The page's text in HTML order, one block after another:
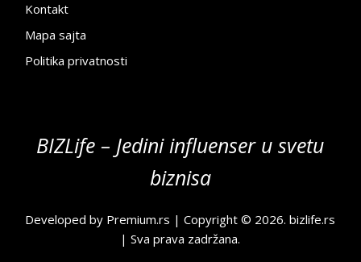
Kontakt
Mapa sajta
Politika privatnosti
BIZLife – Jedini influenser u svetu
biznisa
Developed by Premium.rs | Copyright © 2026.bizlife.rs
| Sva prava zadržana.